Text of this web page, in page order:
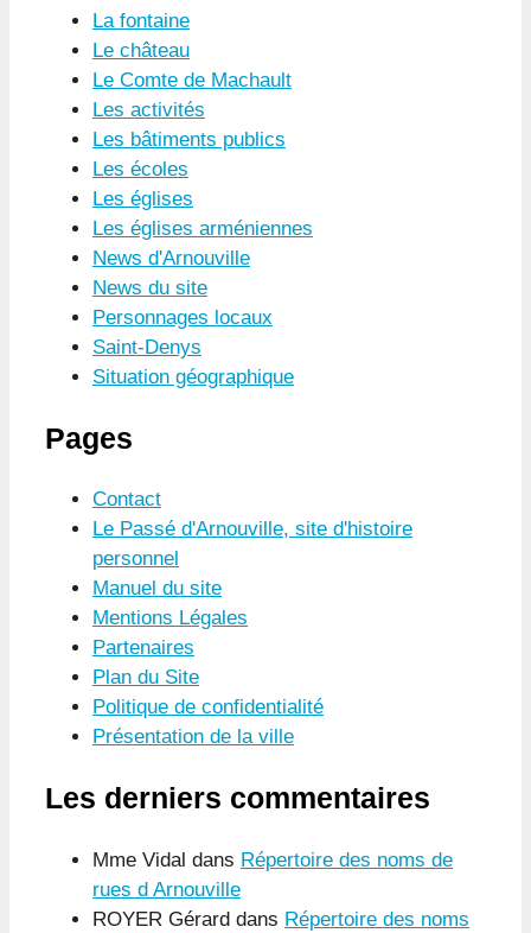
La fontaine
Le château
Le Comte de Machault
Les activités
Les bâtiments publics
Les écoles
Les églises
Les églises arméniennes
News d'Arnouville
News du site
Personnages locaux
Saint-Denys
Situation géographique
Pages
Contact
Le Passé d'Arnouville, site d'histoire
personnel
Manuel du site
Mentions Légales
Partenaires
Plan du Site
Politique de confidentialité
Présentation de la ville
Les derniers commentaires
Mme Vidal dans Répertoire des noms de
rues d Arnouville
ROYER Gérard dans Répertoire des noms